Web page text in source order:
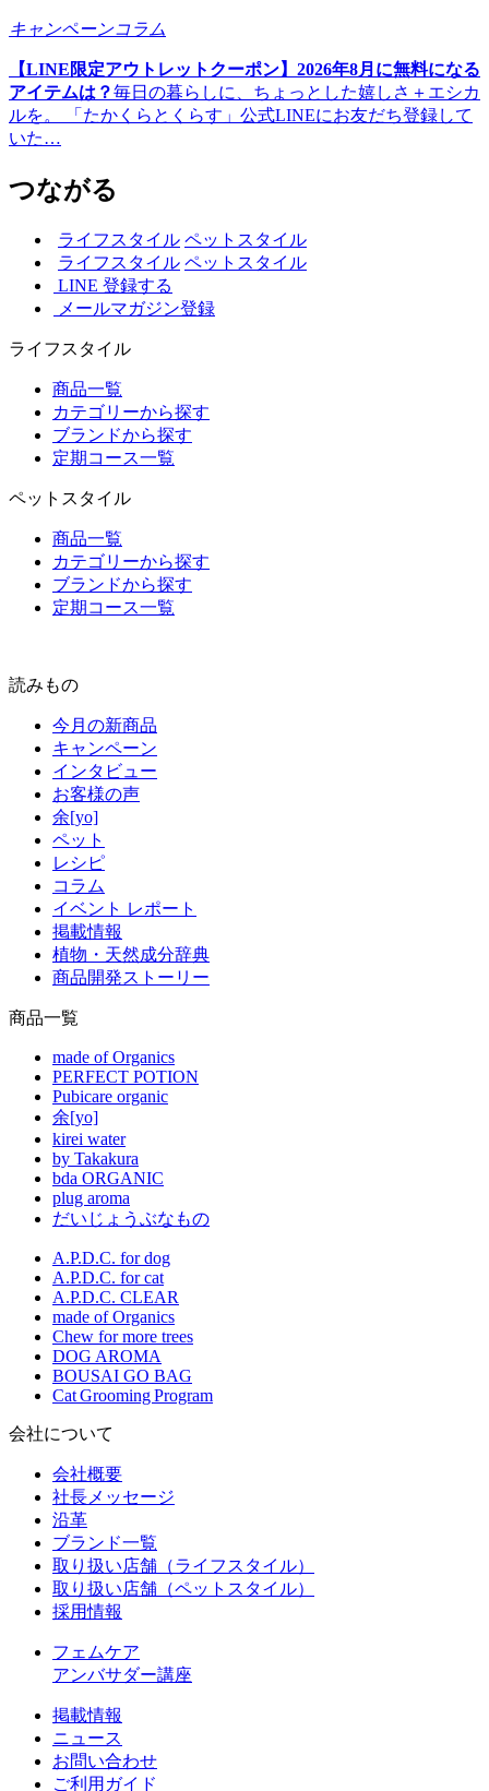
キャンペーンコラム
【LINE限定アウトレットクーポン】2026年8月に無料になる
アイテムは？毎日の暮らしに、ちょっとした嬉しさ＋エシカ
ルを。 「たかくらとくらす」公式LINEにお友だち登録して
いた…
つながる
ライフスタイル ペットスタイル
ライフスタイル ペットスタイル
LINE 登録する
メールマガジン登録
ライフスタイル
商品一覧
カテゴリーから探す
ブランドから探す
定期コース一覧
ペットスタイル
商品一覧
カテゴリーから探す
ブランドから探す
定期コース一覧
読みもの
今月の新商品
キャンペーン
インタビュー
お客様の声
余[yo]
ペット
レシピ
コラム
イベント レポート
掲載情報
植物・天然成分辞典
商品開発ストーリー
商品一覧
made of Organics
PERFECT POTION
Pubicare organic
余[yo]
kirei water
by Takakura
bda ORGANIC
plug aroma
だいじょうぶなもの
A.P.D.C. for dog
A.P.D.C. for cat
A.P.D.C. CLEAR
made of Organics
Chew for more trees
DOG AROMA
BOUSAI GO BAG
Cat Grooming Program
会社について
会社概要
社長メッセージ
沿革
ブランド一覧
取り扱い店舗（ライフスタイル）
取り扱い店舗（ペットスタイル）
採用情報
フェムケア
アンバサダー講座
掲載情報
ニュース
お問い合わせ
ご利用ガイド